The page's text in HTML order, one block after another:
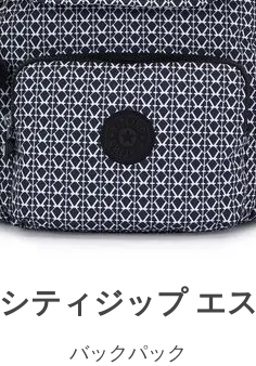
シティジップ エス
バックパック